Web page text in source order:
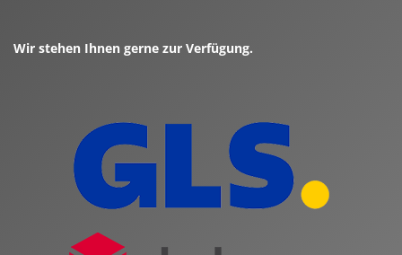
Wir stehen Ihnen gerne zur Verfügung.